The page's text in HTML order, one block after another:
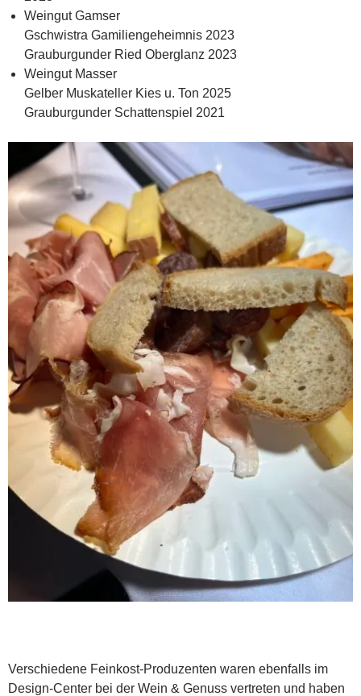
Weingut Gamser
Gschwistra Gamiliengeheimnis 2023
Grauburgunder Ried Oberglanz 2023
Weingut Masser
Gelber Muskateller Kies u. Ton 2025
Grauburgunder Schattenspiel 2021
Verschiedene Feinkost-Produzenten waren ebenfalls im
Design-Center bei der Wein & Genuss vertreten und haben